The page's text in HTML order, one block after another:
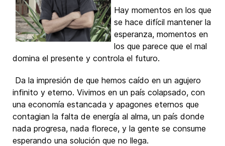
Hay momentos en los que
se hace difícil mantener la
esperanza, momentos en
los que parece que el mal
domina el presente y controla el futuro.
Da la impresión de que hemos caído en un agujero
infinito y eterno. Vivimos en un país colapsado, con
una economía estancada y apagones eternos que
contagian la falta de energía al alma, un país donde
nada progresa, nada florece, y la gente se consume
esperando una solución que no llega.